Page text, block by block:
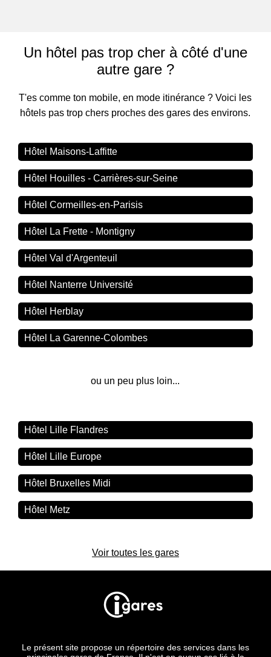
Un hôtel pas trop cher à côté d'une
autre gare ?
T'es comme ton mobile, en mode itinérance ? Voici les
hôtels pas trop chers proches des gares des environs.
Hôtel Maisons-Laffitte
Hôtel Houilles - Carrières-sur-Seine
Hôtel Cormeilles-en-Parisis
Hôtel La Frette - Montigny
Hôtel Val d'Argenteuil
Hôtel Nanterre Université
Hôtel Herblay
Hôtel La Garenne-Colombes
ou un peu plus loin...
Hôtel Lille Flandres
Hôtel Lille Europe
Hôtel Bruxelles Midi
Hôtel Metz
Voir toutes les gares
Le présent site propose un répertoire des services dans les